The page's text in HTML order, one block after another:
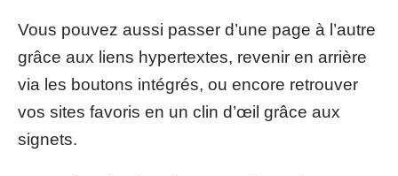
Vous pouvez aussi passer d’une page à l’autre
grâce aux liens hypertextes, revenir en arrière
via les boutons intégrés, ou encore retrouver
vos sites favoris en un clin d’œil grâce aux
signets.